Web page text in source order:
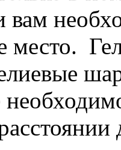
вам
место.